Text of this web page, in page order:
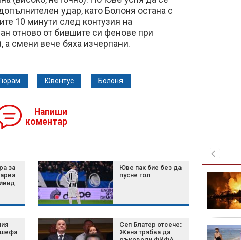
удар, като Болоня остана с
10 минути след контузия на
отново от бившите си фенове при
а смени вече бяха изчерпани.
Ювентус Болоня
Напиши
коментар
за
Юве пак бие без да
пусне гол
шефа
Сеп Блатер отсече:
Жена трябва да
Църковен празник на 7
Жега без край: